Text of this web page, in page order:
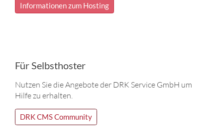
Informationen zum Hosting
Für Selbsthoster
Nutzen Sie die Angebote der DRK Service GmbH um
Hilfe zu erhalten.
DRK CMS Community